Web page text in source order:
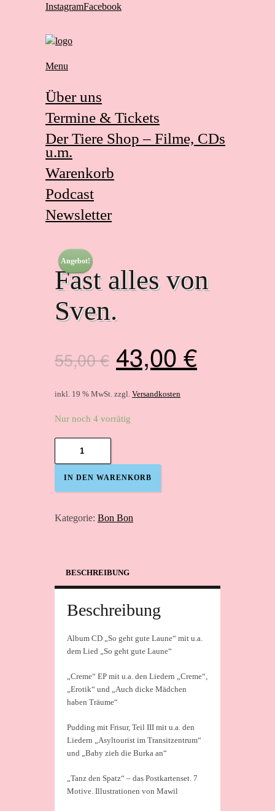
InstagramFacebook
Menu
Über uns
Termine & Tickets
Der Tiere Shop – Filme, CDs
u.m.
Warenkorb
Podcast
Newsletter
Angebot!
Fast alles von
Sven.
55,00€ Ursprünglicher
Preis
55,00 €
43,00 €
inkl. 19 % MwSt. zzgl. Versandkosten
Nur noch 4 vorrätig
Sven.
Menge
IN DEN WARENKORB
Kategorie: Bon Bon
BESCHREIBUNG
Beschreibung
Album CD „So geht gute Laune“ mit u.a.
dem Lied „So geht gute Laune“
„Creme“ EP mit u.a. den Liedern „Creme“,
„Erotik“ und „Auch dicke Mädchen
haben Träume“
Pudding mit Frisur, Teil III mit u.a. den
Liedern „Asyltourist im Transitzentrum“
und „Baby zieh die Burka an“
„Tanz den Spatz“ – das Postkartenset. 7
Motive. Illustrationen von Mawil